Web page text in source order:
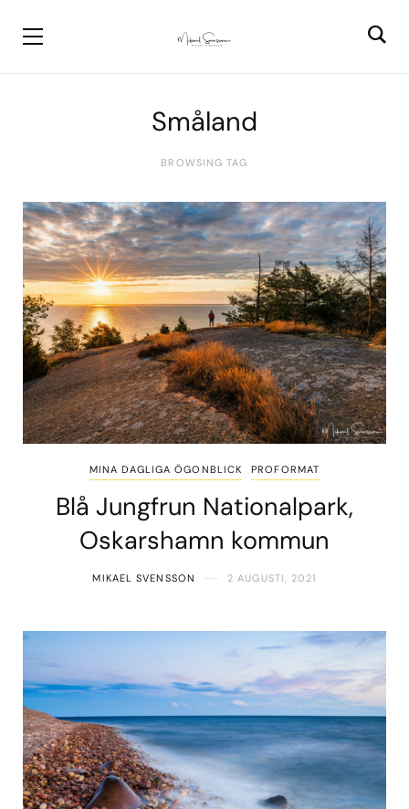
Småland
BROWSING TAG
MINA DAGLIGA ÖGONBLICK PROFORMAT
Blå Jungfrun Nationalpark,
Oskarshamn kommun
MIKAEL SVENSSON 2 AUGUSTI, 2021